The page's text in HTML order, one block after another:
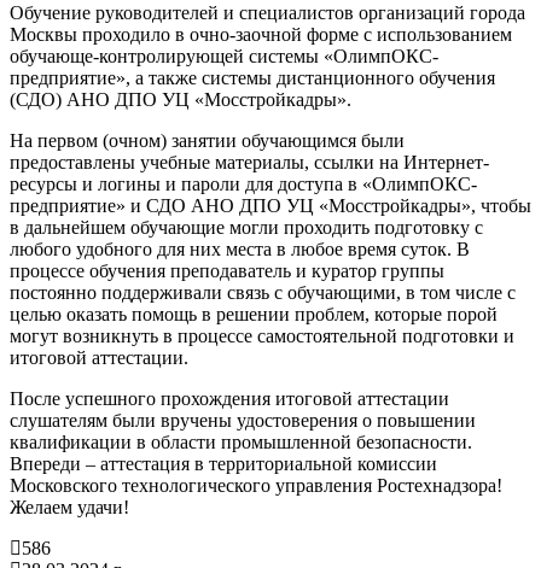
Обучение руководителей и специалистов организаций города
Москвы проходило в очно-заочной форме с использованием
обучающе-контролирующей системы «ОлимпОКС-
предприятие», а также системы дистанционного обучения
(СДО) АНО ДПО УЦ «Мосстройкадры».
На первом (очном) занятии обучающимся были
предоставлены учебные материалы, ссылки на Интернет-
ресурсы и логины и пароли для доступа в «ОлимпОКС-
предприятие» и СДО АНО ДПО УЦ «Мосстройкадры», чтобы
в дальнейшем обучающие могли проходить подготовку с
любого удобного для них места в любое время суток. В
процессе обучения преподаватель и куратор группы
постоянно поддерживали связь с обучающими, в том числе с
целью оказать помощь в решении проблем, которые порой
могут возникнуть в процессе самостоятельной подготовки и
итоговой аттестации.
После успешного прохождения итоговой аттестации
слушателям были вручены удостоверения о повышении
квалификации в области промышленной безопасности.
Впереди – аттестация в территориальной комиссии
Московского технологического управления Ростехнадзора!
Желаем удачи!
586